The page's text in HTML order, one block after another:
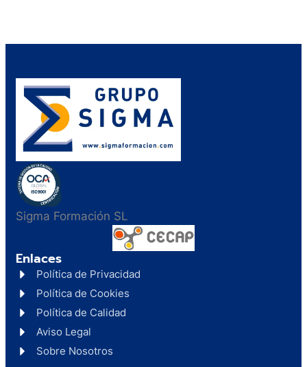
Sigma Formación SL
Enlaces
Política de Privacidad
Política de Cookies
Política de Calidad
Aviso Legal
Sobre Nosotros